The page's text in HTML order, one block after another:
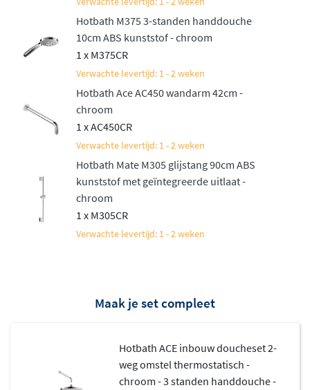
Hotbath M375 3-standen handdouche
10cm ABS kunststof - chroom
1 x M375CR
Verwachte levertijd: 1 - 2 weken
Hotbath Ace AC450 wandarm 42cm -
chroom
1 x AC450CR
Verwachte levertijd: 1 - 2 weken
Hotbath Mate M305 glijstang 90cm ABS
kunststof met geïntegreerde uitlaat -
chroom
1 x M305CR
Verwachte levertijd: 1 - 2 weken
Maak je set compleet
Hotbath ACE inbouw doucheset 2-
weg omstel thermostatisch -
chroom - 3 standen handdouche -